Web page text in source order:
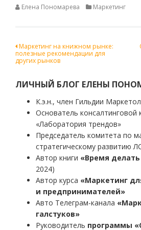
Елена Пономарева Маркетинг
Навигация
по
записям
Маркетинг на книжном рынке:
полезные рекомендации для
других рынков
ЛИЧНЫЙ БЛОГ ЕЛЕНЫ
К.э.н., член Гильдии
Основатель консалтинговой
«Лаборатория трендов»
Председатель комитета по
стратегическому развитию
Автор книги «Время
2024)
Автор курса «Маркетинг
и предпринимателей»
Авто Телеграм-канала
галстуков»
Руководитель программы